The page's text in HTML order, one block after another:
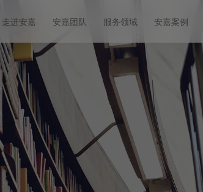
走进安嘉 安嘉团队 服务领域 安嘉案例